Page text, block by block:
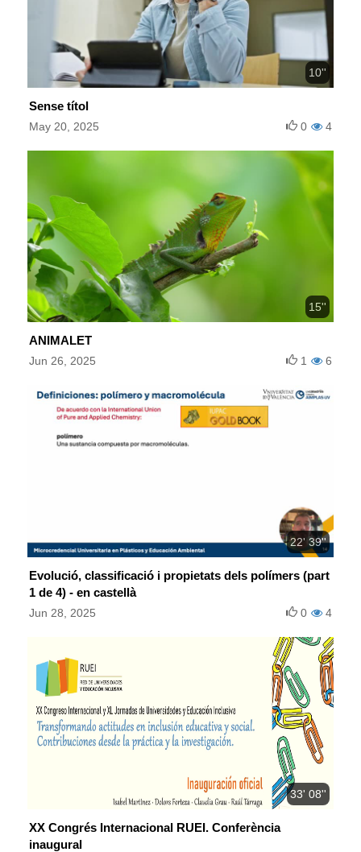
10''
Sense títol
May 20, 2025 4
0
15''
ANIMALET
Jun 26, 2025 6
1
22' 39''
Evolució, classificació i propietats dels polímers (part
1 de 4) - en castellà
Jun 28, 2025 4
0
33' 08''
XX Congrés Internacional RUEI. Conferència
inaugural